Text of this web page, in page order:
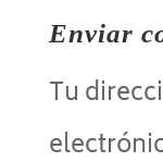
Enviar
Tu